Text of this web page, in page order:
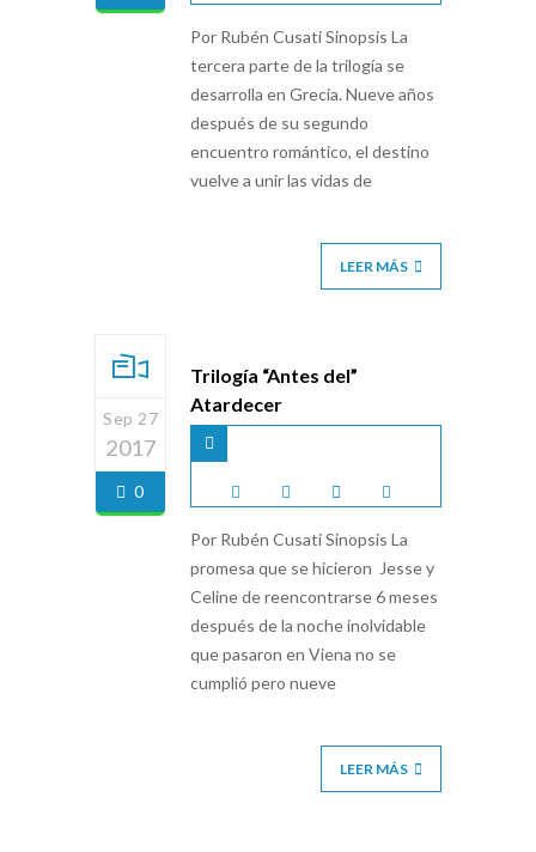
Por Rubén Cusati Sinopsis La
tercera parte de la trilogía se
desarrolla en Grecia. Nueve años
después de su segundo
encuentro romántico, el destino
vuelve a unir las vidas de
LEER MÁS
Sep 27
2017
0
Trilogía “Antes del”
Atardecer
Por Rubén Cusati Sinopsis La
promesa que se hicieron Jesse y
Celine de reencontrarse 6 meses
después de la noche inolvidable
que pasaron en Viena no se
cumplió pero nueve
LEER MÁS